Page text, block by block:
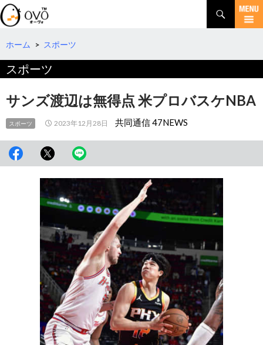
検
索
コ
テ
へ
ホーム > スポーツ
スポーツ
サンズ渡辺は無得点 米プロバスケNBA
スポーツ 2023年12月28日 共同通信 47NEWS